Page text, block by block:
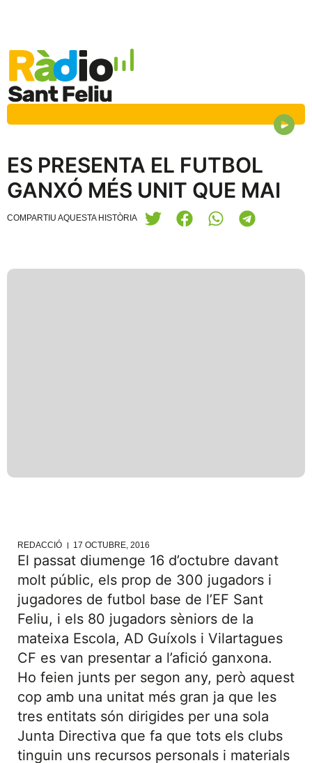
ES PRESENTA EL FUTBOL
GANXÓ MÉS UNIT QUE MAI
COMPARTIU AQUESTA HISTÒRIA
REDACCIÓ 17 OCTUBRE, 2016
El passat diumenge 16 d’octubre davant
molt públic, els prop de 300 jugadors i
jugadores de futbol base de l’EF Sant
Feliu, i els 80 jugadors sèniors de la
mateixa Escola, AD Guíxols i Vilartagues
CF es van presentar a l’afició ganxona.
Ho feien junts per segon any, però aquest
cop amb una unitat més gran ja que les
tres entitats són dirigides per una sola
Junta Directiva que fa que tots els clubs
tinguin uns recursos personals i materials